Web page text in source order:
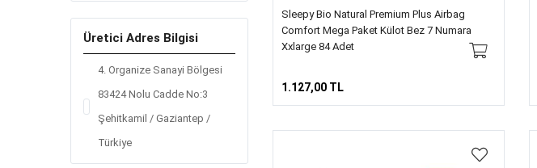
Üretici Adres Bilgisi
4. Organize Sanayi Bölgesi
83424 Nolu Cadde No:3
Şehitkamil / Gaziantep /
Türkiye
Sleepy Bio Natural Premium Plus Airbag
Comfort Mega Paket Külot Bez 7 Numara
Xxlarge 84 Adet
1.127,00 TL